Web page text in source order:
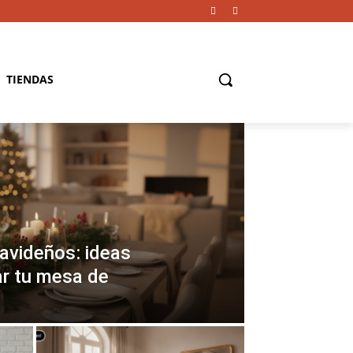
TIENDAS
ideas
tu mesa de